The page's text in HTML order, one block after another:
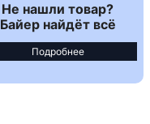
Не нашли товар?
Байер найдёт всё
Подробнее